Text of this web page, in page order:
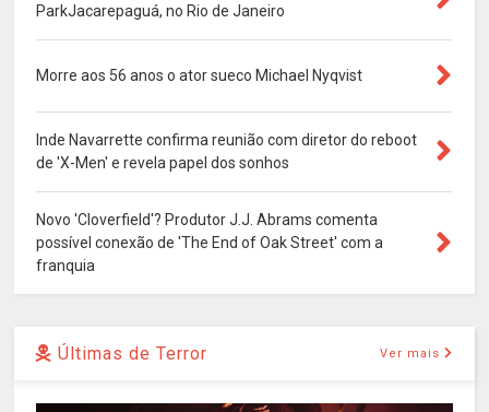
ParkJacarepaguá, no Rio de Janeiro
Morre aos 56 anos o ator sueco Michael Nyqvist
Inde Navarrette confirma reunião com diretor do reboot
de 'X-Men' e revela papel dos sonhos
Novo 'Cloverfield'? Produtor J.J. Abrams comenta
possível conexão de 'The End of Oak Street' com a
franquia
Últimas de Terror Ver mais